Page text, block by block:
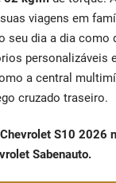
viagens em
seu dia a dia como
personalizáveis
a central
cruzado traseiro.
S10 2026
Sabenauto.